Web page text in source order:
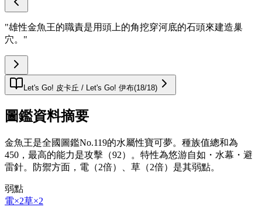
"雄性金魚王的職責是用頭上的角挖穿河底的石頭來建造巢
穴。 "
Let's Go! 皮卡丘 / Let's Go! 伊布(18/18)
圖鑑資料摘要
金魚王是全國圖鑑No.119的水屬性寶可夢。種族值總和為
450，最高的能力是攻擊（92）。特性為悠游自如・水幕・避
雷針。防禦方面，電（2倍）、草（2倍）是其弱點。
弱點
電×2草×2